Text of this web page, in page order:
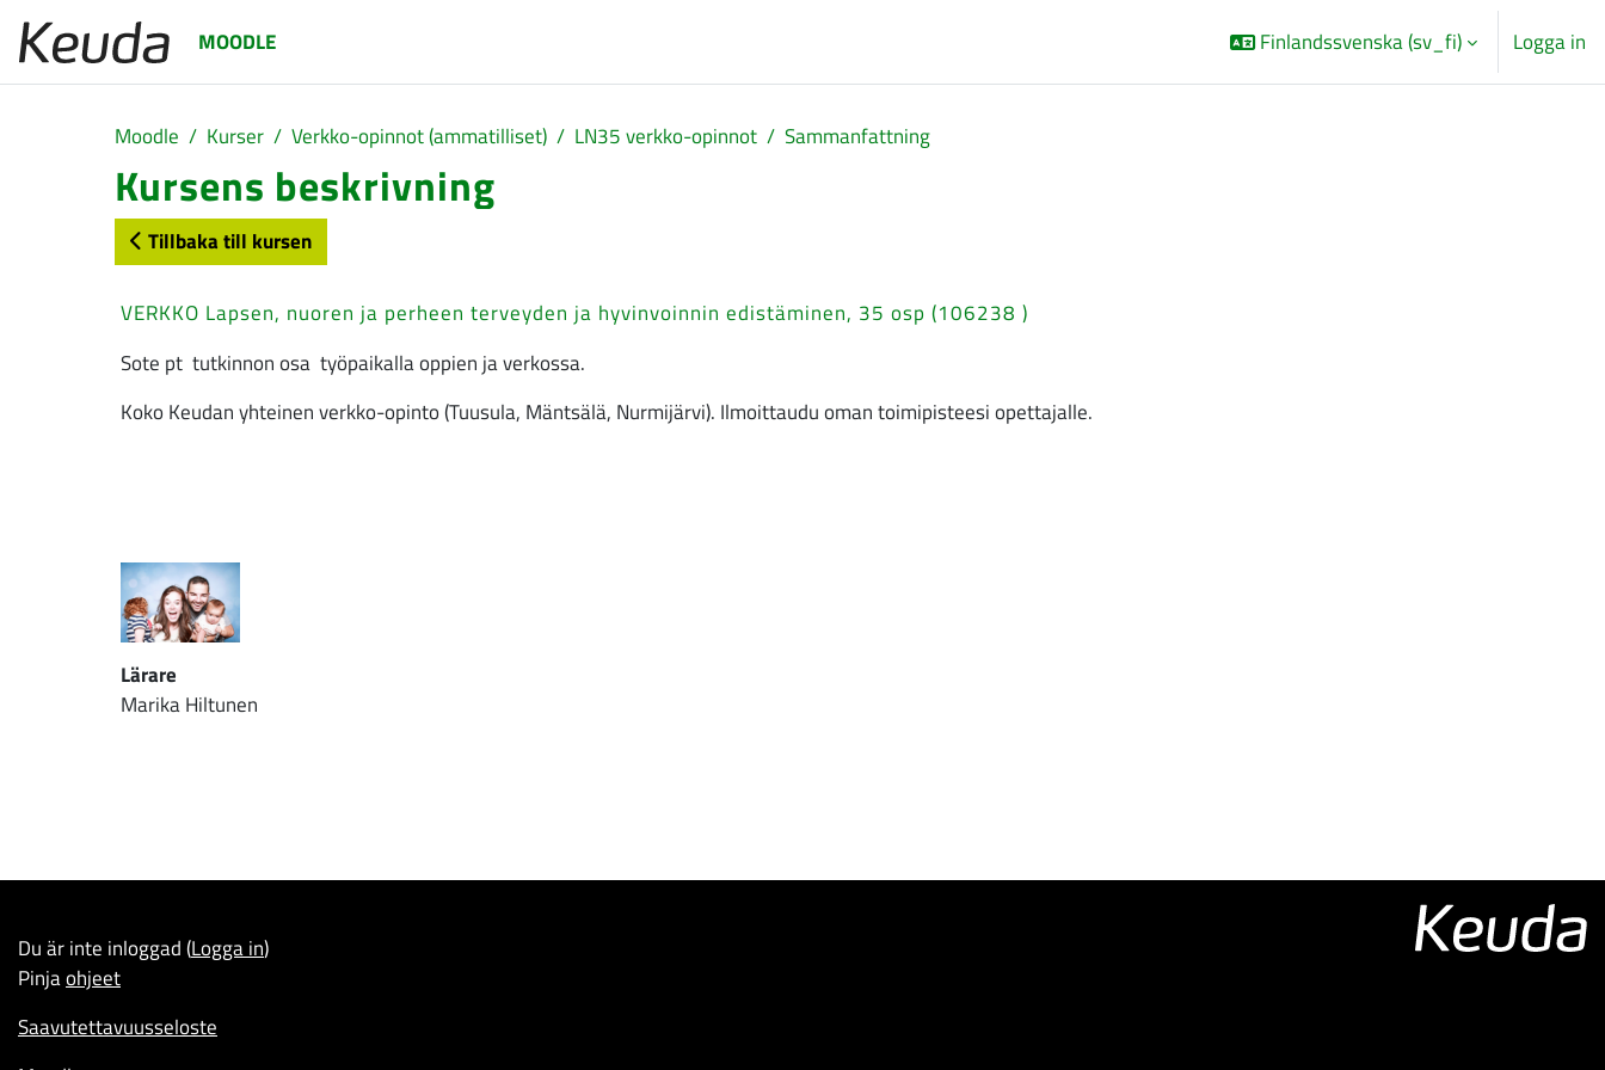
MOODLE
Finlandssvenska ‎(sv_fi)‎ Logga in
Moodle Kurser Verkko-opinnot (ammatilliset) LN35 verkko-opinnot Sammanfattning
Kursens beskrivning
Tillbaka till kursen
VERKKO Lapsen, nuoren ja perheen terveyden ja hyvinvoinnin edistäminen, 35 osp (106238 )
Sote pt tutkinnon osa työpaikalla oppien ja verkossa.
Koko Keudan yhteinen verkko-opinto (Tuusula, Mäntsälä, Nurmijärvi). Ilmoittaudu oman toimipisteesi opettajalle.
Lärare
Marika Hiltunen
Du är inte inloggad (Logga in)
Pinjaohjeet
Saavutettavuusseloste